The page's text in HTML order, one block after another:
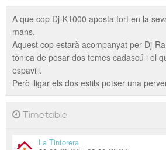
A que cop Dj-K1000 aposta fort en la
mans.
Aquest cop estarà acompanyat per Dj-
tònica de posar dos temes cadascú i el
espavili.
Però lligar els dos estils potser una
Timetable
La Tintorera